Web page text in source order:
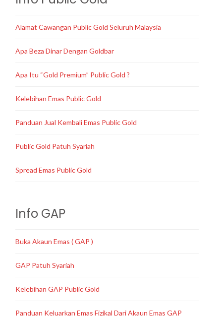
Alamat Cawangan Public Gold Seluruh Malaysia
Apa Beza Dinar Dengan Goldbar
Apa Itu “Gold Premium” Public Gold ?
Kelebihan Emas Public Gold
Panduan Jual Kembali Emas Public Gold
Public Gold Patuh Syariah
Spread Emas Public Gold
Info GAP
Buka Akaun Emas ( GAP )
GAP Patuh Syariah
Kelebihan GAP Public Gold
Panduan Keluarkan Emas Fizikal Dari Akaun Emas GAP